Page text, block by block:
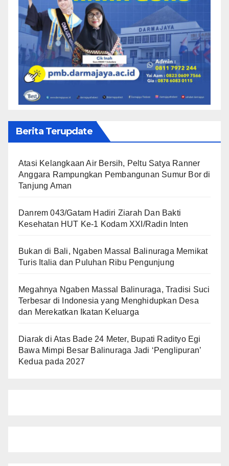
Berita Terupdate
Atasi Kelangkaan Air Bersih, Peltu Satya Ranner
Anggara Rampungkan Pembangunan Sumur Bor di
Tanjung Aman
Danrem 043/Gatam Hadiri Ziarah Dan Bakti
Kesehatan HUT Ke-1 Kodam XXI/Radin Inten
Bukan di Bali, Ngaben Massal Balinuraga Memikat
Turis Italia dan Puluhan Ribu Pengunjung
Megahnya Ngaben Massal Balinuraga, Tradisi Suci
Terbesar di Indonesia yang Menghidupkan Desa
dan Merekatkan Ikatan Keluarga
Diarak di Atas Bade 24 Meter, Bupati Radityo Egi
Bawa Mimpi Besar Balinuraga Jadi ‘Penglipuran’
Kedua pada 2027